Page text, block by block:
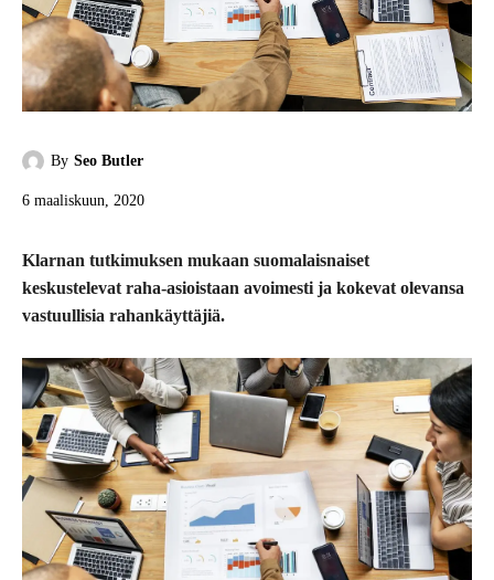
By Seo Butler
6 maaliskuun, 2020
Klarnan tutkimuksen mukaan suomalaisnaiset
keskustelevat raha-asioistaan avoimesti ja kokevat olevansa
vastuullisia rahankäyttäjiä.